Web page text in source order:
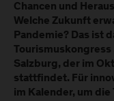
Chancen und
Welche Zukunft
Pandemie? Das ist
Tourismuskongress
Salzburg, der im
stattfindet. Für
im Kalender, um